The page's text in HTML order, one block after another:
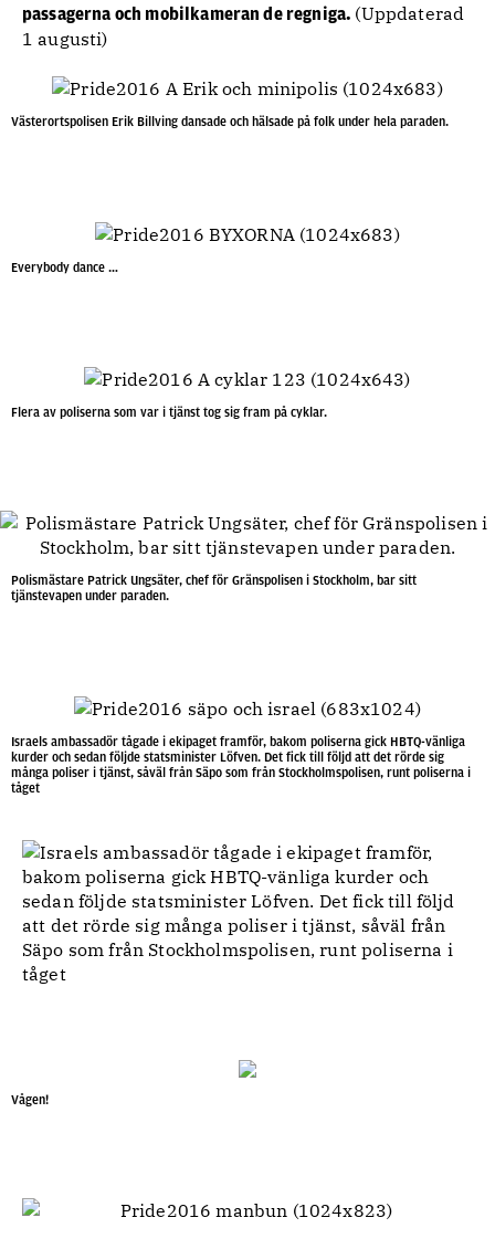
passagerna och mobilkameran de regniga. (Uppdaterad
1 augusti)
Västerortspolisen Erik Billving dansade och hälsade på folk under hela paraden.
Everybody dance …
Flera av poliserna som var i tjänst tog sig fram på cyklar.
Polismästare Patrick Ungsäter, chef för Gränspolisen i Stockholm, bar sitt
tjänstevapen under paraden.
Israels ambassadör tågade i ekipaget framför, bakom poliserna gick HBTQ-vänliga
kurder och sedan följde statsminister Löfven. Det fick till följd att det rörde sig
många poliser i tjänst, såväl från Säpo som från Stockholmspolisen, runt poliserna i
tåget
Vågen!